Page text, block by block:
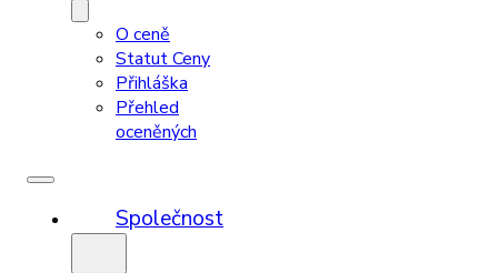
O ceně
Statut Ceny
Přihláška
Přehled
oceněných
Společnost